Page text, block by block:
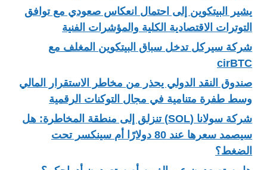
يشير البيتكوين إلى احتمال انعكاس صعودي مع توافق
التوترات الاقتصادية الكلية والمؤشرات الفنية
شركة سيركل تدخل سباق البيتكوين المغلف مع
cirBTC
صندوق النقد الدولي يحذر من مخاطر الاستقرار المالي
وسط طفرة متنامية في مجال التوكنات الرقمية
شركة سولانا (SOL) تنزلق إلى منطقة المخاطرة: هل
سيصمد سعرها عند 80 دولارًا أم سينكسر تحت
الضغط؟